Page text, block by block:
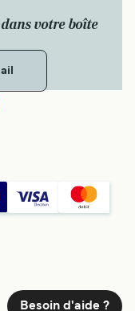
votre boîte
Besoin d'aide ?